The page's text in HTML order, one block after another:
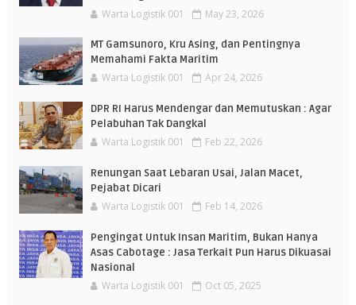
Warta Logistik 001 May 23, 2026
MT Gamsunoro, Kru Asing, dan Pentingnya
Memahami Fakta Maritim
Warta Logistik 001 Apr 24, 2026
DPR RI Harus Mendengar dan Memutuskan : Agar
Pelabuhan Tak Dangkal
Warta Logistik 001 Feb 22, 2026
Renungan Saat Lebaran Usai, Jalan Macet,
Pejabat Dicari
Warta Logistik 001 Feb 14, 2026
Pengingat Untuk Insan Maritim, Bukan Hanya
Asas Cabotage : Jasa Terkait Pun Harus Dikuasai
Nasional
Warta Logistik 001 Oct 05, 2025